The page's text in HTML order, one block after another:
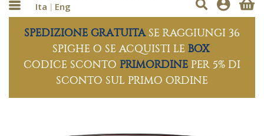
Ita Eng
SPEDIZIONE GRATUITA SE RAGGIUNGI 36
SPIGHE O SE ACQUISTI LE BOX
CODICE SCONTO PRIMORDINE PER 5% DI
SCONTO SUL PRIMO ORDINE